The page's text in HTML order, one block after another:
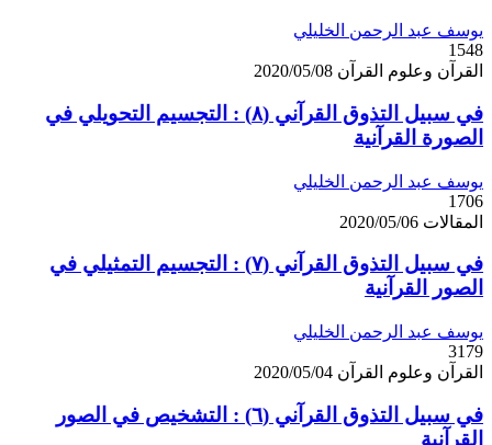
يوسف عبد الرحمن الخليلي
1548
القرآن وعلوم القرآن 2020/05/08
في سبيل التذوق القرآني (٨) : التجسيم التحويلي في
الصورة القرآنية
يوسف عبد الرحمن الخليلي
1706
المقالات 2020/05/06
في سبيل التذوق القرآني (٧) : التجسيم التمثيلي في
الصور القرآنية
يوسف عبد الرحمن الخليلي
3179
القرآن وعلوم القرآن 2020/05/04
في سبيل التذوق القرآني (٦) : التشخيص في الصور
القرآنية